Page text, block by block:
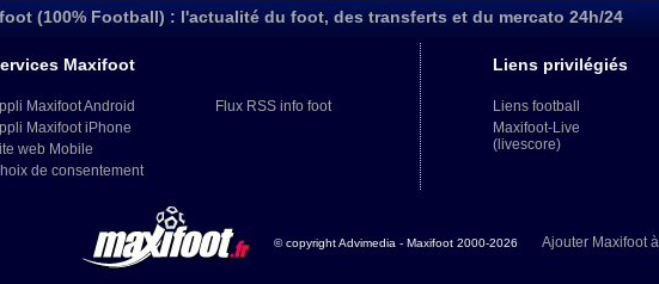
(100% Football) : l'actualité du foot, des transferts et du mercato 24h/24
Maxifoot
Maxifoot Android
Maxifoot iPhone
web Mobile
de consentement
Flux RSS info foot
Liens privilégiés
Liens football
Maxifoot-Live
(livescore)
© copyright Advimedia - Maxifoot 2000-2026 Ajouter Maxifoot